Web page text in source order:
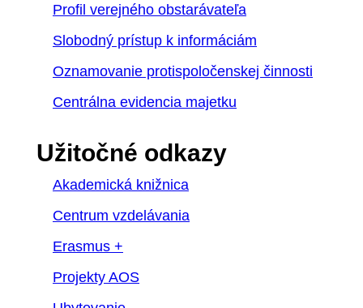
Profil verejného obstarávateľa
Slobodný prístup k informáciám
Oznamovanie protispoločenskej činnosti
Centrálna evidencia majetku
Užitočné odkazy
Akademická knižnica
Centrum vzdelávania
Erasmus +
Projekty AOS